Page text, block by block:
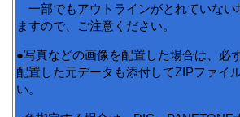
一部でもアウトラインがとれていない
ますので、ご注意ください。
●写真などの画像を配置した場合は、必
配置した元データも添付してZIPファイ
い。